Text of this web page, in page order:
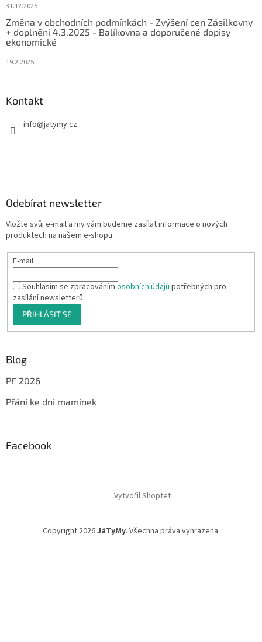
31.12.2025
Změna v obchodních podmínkách - Zvýšení cen Zásilkovny
+ doplnění 4.3.2025 - Balíkovna a doporučené dopisy
ekonomické
19.2.2025
Kontakt
info@jatymy.cz
Odebírat newsletter
Vložte svůj e-mail a my vám budeme zasílat informace o nových
produktech na našem e-shopu.
E-mail
Souhlasím se zpracovánímosobních údajůpotřebných pro
zasílání newsletterů
PŘIHLÁSIT SE
Blog
PF 2026
Přání ke dni maminek
Facebook
Vytvořil Shoptet
Copyright 2026JáTyMy. Všechna práva vyhrazena.